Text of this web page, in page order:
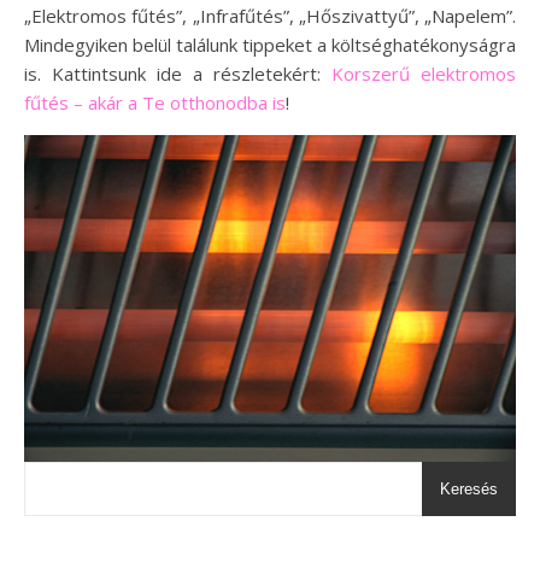
„Elektromos fűtés”, „Infrafűtés”, „Hőszivattyű”, „Napelem”.
Mindegyiken belül találunk tippeket a költséghatékonyságra
is. Kattintsunk ide a részletekért: Korszerű elektromos
fűtés – akár a Te otthonodba is!
Keresés